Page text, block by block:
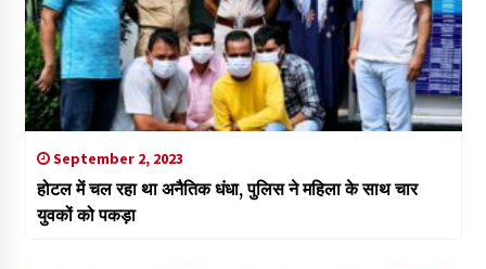
September 2, 2023
होटल में चल रहा था अनैतिक धंधा, पुलिस ने महिला के साथ चार
युवकों को पकड़ा